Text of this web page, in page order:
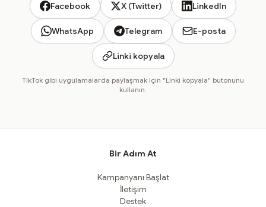
Facebook X (Twitter) LinkedIn
WhatsApp Telegram E-posta
Linki kopyala
TikTok gibi uygulamalarda paylaşmak için "Linki kopyala" butonunu
kullanın.
Bir Adım At
Kampanyanı Başlat
İletişim
Destek